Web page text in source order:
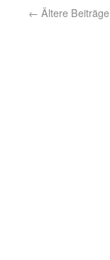
← Ältere Beiträge